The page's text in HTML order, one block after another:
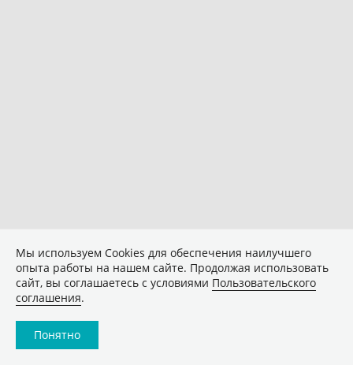
Мы используем Сookies для обеспечения наилучшего
опыта работы на нашем сайте. Продолжая использовать
сайт, вы соглашаетесь с условиями Пользовательского
соглашения.
Понятно